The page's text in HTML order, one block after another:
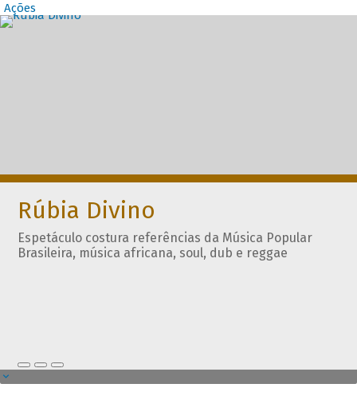
Ações
Destaques
Rúbia Divino
Espetáculo costura referências da Música Popular
Brasileira, música africana, soul, dub e reggae